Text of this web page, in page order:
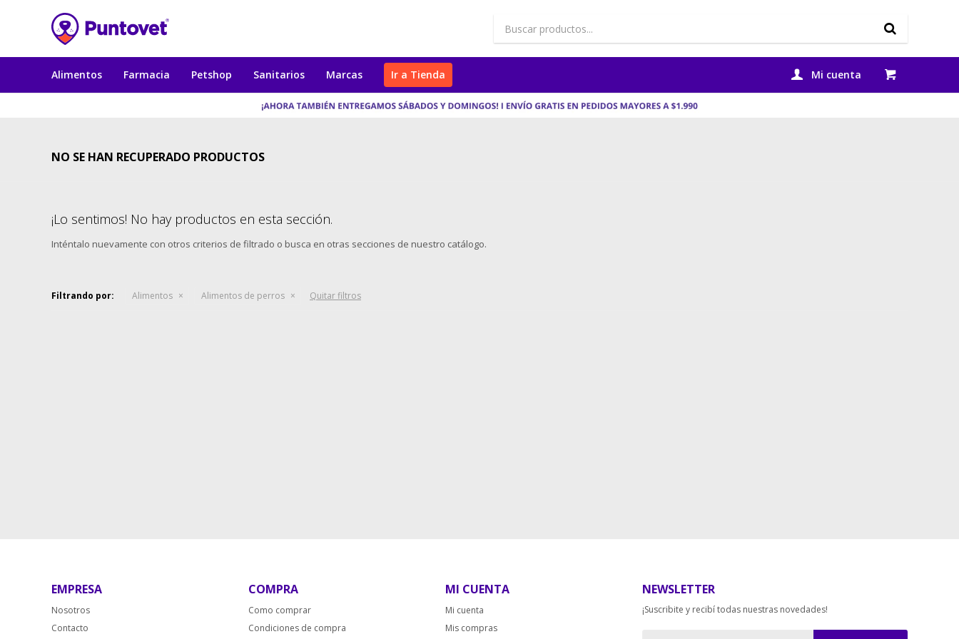
Alimentos Farmacia Petshop Sanitarios Marcas Ir a Tienda
NO SE HAN RECUPERADO PRODUCTOS
¡Lo sentimos! No hay productos en esta sección.
Inténtalo nuevamente con otros criterios de filtrado o busca en otras secciones de nuestro catálogo.
Filtrando por: Alimentos Alimentos de perros Quitar filtros
EMPRESA
Nosotros
Contacto
COMPRA
Como comprar
Condiciones de compra
MI CUENTA
Mi cuenta
Mis compras
NEWSLETTER
¡Suscribite y recibí todas nuestras novedades!